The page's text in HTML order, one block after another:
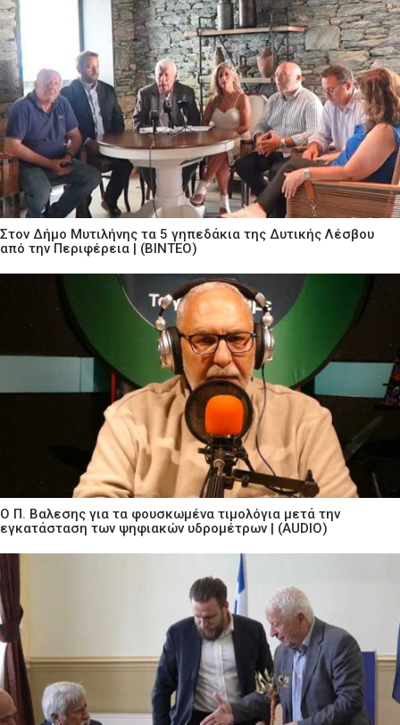
Στον Δήμο Μυτιλήνης τα 5 γηπεδάκια της Δυτικής Λέσβου
από την Περιφέρεια | (ΒΙΝΤΕΟ)
Ο Π. Βαλεσης για τα φουσκωμένα τιμολόγια μετά την
εγκατάσταση των ψηφιακών υδρομέτρων | (AUDIO)